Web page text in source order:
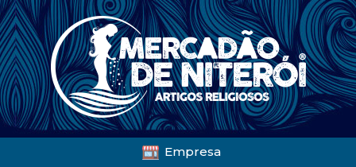
Empresa